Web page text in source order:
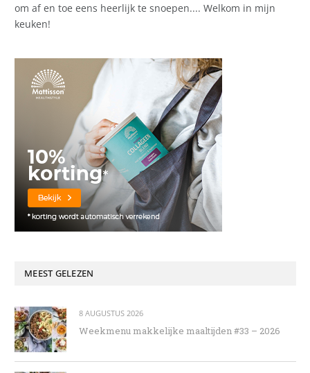
om af en toe eens heerlijk te snoepen.... Welkom in mijn
keuken!
MEEST GELEZEN
8 AUGUSTUS 2026
Weekmenu makkelijke maaltijden #33 – 2026